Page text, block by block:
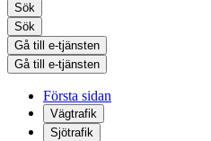
Sök
Sök
Gå till e-tjänsten
Gå till e-tjänsten
Första sidan
Vägtrafik
Sjötrafik